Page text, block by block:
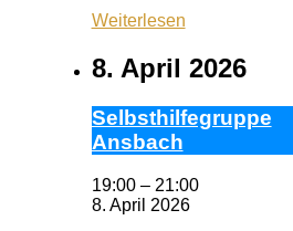
Erlangen
Weiterlesen
8. April 2026
Selbst­hil­fe­grup­pe
Ans­bach
19:00 – 21:00
8. April 2026